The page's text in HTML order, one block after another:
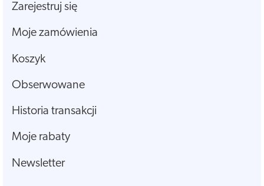
Zarejestruj się
Moje zamówienia
Koszyk
Obserwowane
Historia transakcji
Moje rabaty
Newsletter